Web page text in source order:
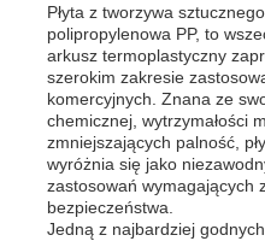
Płyta z tworzywa
polipropylenowa PP, to
arkusz termoplastyczny
szerokim zakresie
komercyjnych. Znana ze
chemicznej, wytrzymałości
zmniejszających palność,
wyróżnia się jako
zastosowań wymagających
bezpieczeństwa.
Jedną z najbardziej